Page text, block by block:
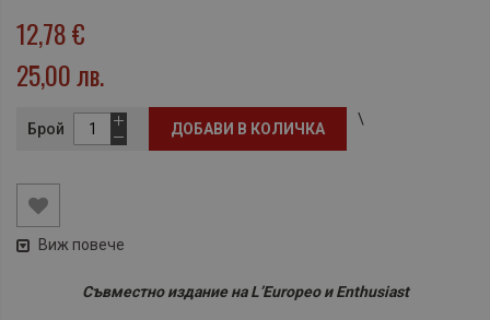
12,78 €
25,00 лв.
Брой ДОБАВИ В КОЛИЧКА
\
Виж повече
​Съвместно издание на L’Europeo и Enthusiast